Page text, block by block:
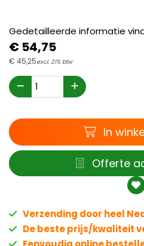
Gedetailleerde informatie
€ 54,75
€ 45,25excl. 21% btw
In
Offerte
Offerte
Verzending door heel
De beste prijs/kwaliteit